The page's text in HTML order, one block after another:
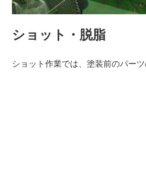
ショット・脱脂
ショット作業では、塗装前のパーツ